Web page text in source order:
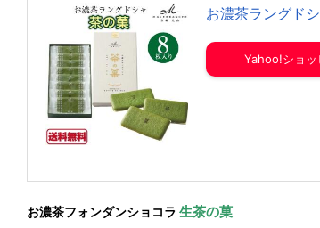
お濃茶ラングド
Yahoo!ショッ
お濃茶フォンダンショコラ 生茶の菓